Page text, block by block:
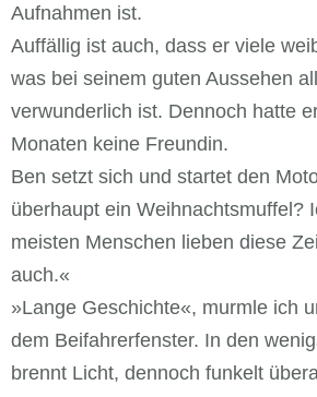
Aufnahmen ist.
Auffällig ist auch, dass er viele
was bei seinem guten Aussehen
verwunderlich ist. Dennoch hatte
Monaten keine Freundin.
Ben setzt sich und startet den
überhaupt ein Weihnachtsmuffel?
meisten Menschen lieben diese
auch.«
»Lange Geschichte«, murmle ich
dem Beifahrerfenster. In den
brennt Licht, dennoch funkelt